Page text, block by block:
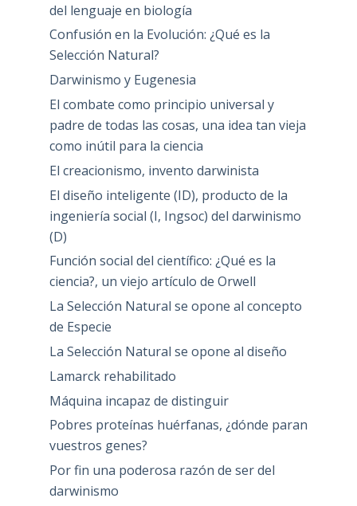
del lenguaje en biología
Confusión en la Evolución: ¿Qué es la
Selección Natural?
Darwinismo y Eugenesia
El combate como principio universal y
padre de todas las cosas, una idea tan vieja
como inútil para la ciencia
El creacionismo, invento darwinista
El diseño inteligente (ID), producto de la
ingeniería social (I, Ingsoc) del darwinismo
(D)
Función social del científico: ¿Qué es la
ciencia?, un viejo artículo de Orwell
La Selección Natural se opone al concepto
de Especie
La Selección Natural se opone al diseño
Lamarck rehabilitado
Máquina incapaz de distinguir
Pobres proteínas huérfanas, ¿dónde paran
vuestros genes?
Por fin una poderosa razón de ser del
darwinismo